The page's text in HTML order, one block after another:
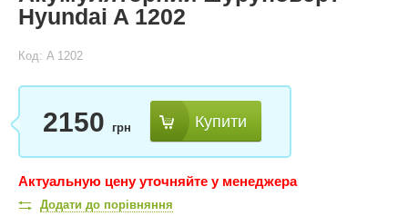
Hyundai A 1202
Код: A 1202
2150 грн Купити
Актуальную цену уточняйте у менеджера
Додати до порівняння